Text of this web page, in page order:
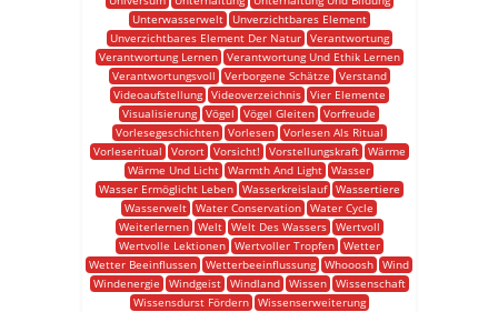
Unterwasserwelt
Unverzichtbares Element
Unverzichtbares Element Der Natur
Verantwortung
Verantwortung Lernen
Verantwortung Und Ethik Lernen
Verantwortungsvoll
Verborgene Schätze
Verstand
Videoaufstellung
Videoverzeichnis
Vier Elemente
Visualisierung Vögel Vögel Gleiten Vorfreude
Vorlesegeschichten
Vorlesen
Vorlesen Als Ritual
Vorleseritual
Vorort Vorsicht! Vorstellungskraft
Wärme
Wärme Und Licht Warmth And Light Wasser
Wasser Ermöglicht Leben
Wasserkreislauf
Wassertiere
Wasserwelt Water Conservation Water Cycle
Weiterlernen
Welt Welt Des Wassers
Wertvoll
Wertvolle Lektionen
Wertvoller Tropfen
Wetter
Wetter Beeinflussen Wetterbeeinflussung Whooosh Wind
Windenergie
Windgeist Windland Wissen
Wissenschaft
Wissensdurst Fördern
Wissenserweiterung